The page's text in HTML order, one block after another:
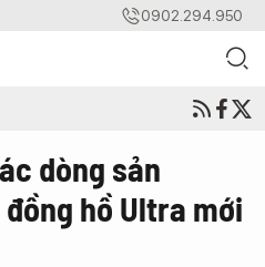
0902.294.950
dòng sản
hồ Ultra mới